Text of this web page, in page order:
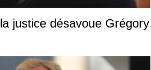
justice désavoue Grégory